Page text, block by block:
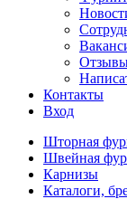
Контакты
Вход
Шторная
Швейная
Карнизы
Каталоги,